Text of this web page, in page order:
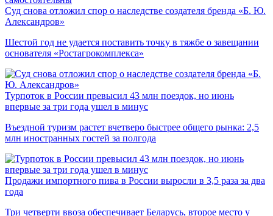
Суд снова отложил спор о наследстве создателя бренда «Б. Ю.
Александров»
Шестой год не удается поставить точку в тяжбе о завещании
основателя «Ростагрокомплекса»
Турпоток в России превысил 43 млн поездок, но июнь
впервые за три года ушел в минус
Въездной туризм растет вчетверо быстрее общего рынка: 2,5
млн иностранных гостей за полгода
Продажи импортного пива в России выросли в 3,5 раза за два
года
Три четверти ввоза обеспечивает Беларусь, второе место у